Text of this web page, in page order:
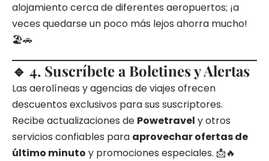
alojamiento cerca de diferentes aeropuertos; ¡a
veces quedarse un poco más lejos ahorra mucho!
🏖️🚗
🔹 4. Suscríbete a Boletines y Alertas
Las aerolíneas y agencias de viajes ofrecen
descuentos exclusivos para sus suscriptores.
Recibe actualizaciones de Powetravel y otros
servicios confiables para aprovechar ofertas de
último minuto y promociones especiales. 📩🔥